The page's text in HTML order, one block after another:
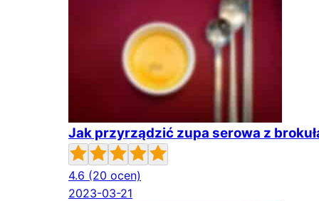
Jak przyrządzić zupa serowa z
4.6 (20 ocen)
2023-03-21